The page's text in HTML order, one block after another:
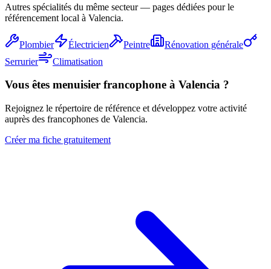
Autres spécialités du même secteur — pages dédiées pour le
référencement local à Valencia.
Plombier Électricien Peintre
Rénovation générale
Serrurier
Climatisation
Vous êtes menuisier francophone à Valencia ?
Rejoignez le répertoire de référence et développez votre activité
auprès des francophones de Valencia.
Créer ma fiche gratuitement